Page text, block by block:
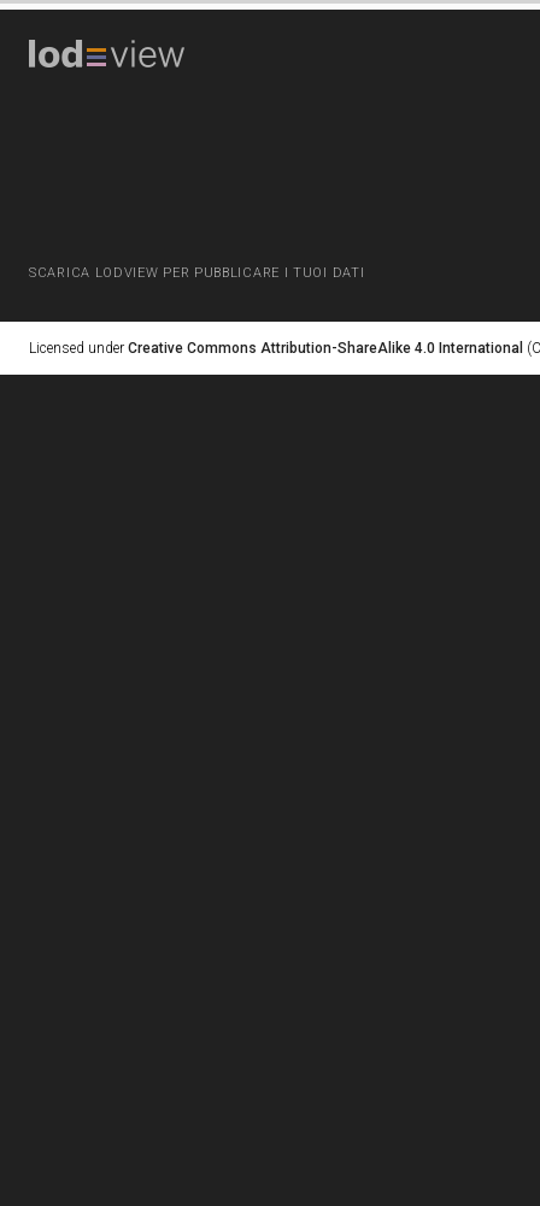
SCARICA LODVIEW PER PUBBLICARE I TUOI DATI
Licensed under Creative Commons Attribution-ShareAlike 4.0 International